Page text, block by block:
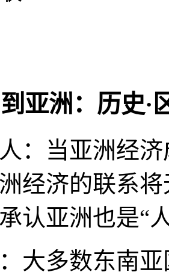
亚洲：历史·
：当亚洲经
经济的联系
认亚洲也是“
大多数东南